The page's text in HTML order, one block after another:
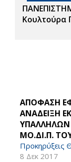
Κουλτούρα
ΑΠΟΦΑΣΗ
ΑΝΑΔΕΙΞΗ
ΥΠΑΛΛΗΛΩΝ
ΜΟ.ΔΙ.Π.
Προκηρύξεις
8 Δεκ 2017